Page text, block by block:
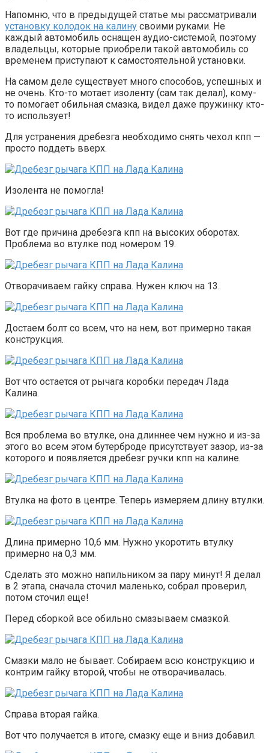
Напомню, что в предыдущей статье мы рассматривали
установку колодок на калину своими руками. Не
каждый автомобиль оснащен аудио-системой, поэтому
владельцы, которые приобрели такой автомобиль со
временем приступают к самостоятельной установки.
На самом деле существует много способов, успешных и
не очень. Кто-то мотает изоленту (сам так делал), кому-
то помогает обильная смазка, видел даже пружинку кто-
то использует!
Для устранения дребезга необходимо снять чехол кпп —
просто поддеть вверх.
Изолента не помогла!
Вот где причина дребезга кпп на высоких оборотах.
Проблема во втулке под номером 19.
Отворачиваем гайку справа. Нужен ключ на 13.
Достаем болт со всем, что на нем, вот примерно такая
конструкция.
Вот что остается от рычага коробки передач Лада
Калина.
Вся проблема во втулке, она длиннее чем нужно и из-за
этого во всем этом бутерброде присутствует зазор, из-за
которого и появляется дребезг ручки кпп на калине.
Втулка на фото в центре. Теперь измеряем длину втулки.
Длина примерно 10,6 мм. Нужно укоротить втулку
примерно на 0,3 мм.
Сделать это можно напильником за пару минут! Я делал
в 2 этапа, сначала сточил маленько, собрал проверил,
потом сточил еще!
Перед сборкой все обильно смазываем смазкой.
Смазки мало не бывает. Собираем всю конструкцию и
контрим гайку второй, чтобы не отворачивалась.
Справа вторая гайка.
Вот что получается в итоге, смазку еще и вниз добавил.